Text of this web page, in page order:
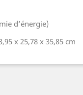
d’énergie)
x 25,78 x 35,85 cm